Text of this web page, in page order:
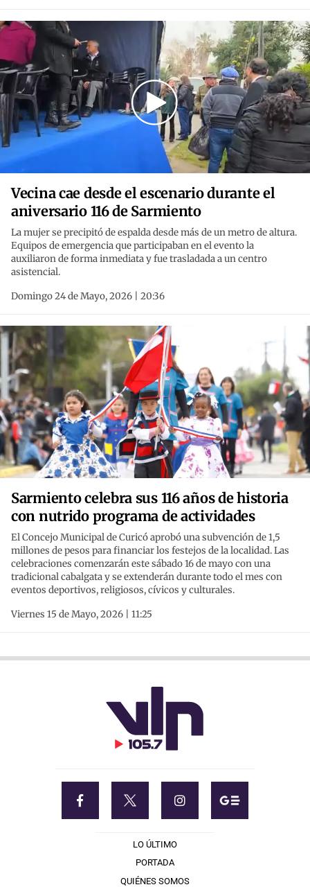
Vecina cae desde el escenario durante el
aniversario 116 de Sarmiento
La mujer se precipitó de espalda desde más de un metro de altura.
Equipos de emergencia que participaban en el evento la
auxiliaron de forma inmediata y fue trasladada a un centro
asistencial.
Domingo 24 de Mayo, 2026 | 20:36
Sarmiento celebra sus 116 años de historia
con nutrido programa de actividades
El Concejo Municipal de Curicó aprobó una subvención de 1,5
millones de pesos para financiar los festejos de la localidad. Las
celebraciones comenzarán este sábado 16 de mayo con una
tradicional cabalgata y se extenderán durante todo el mes con
eventos deportivos, religiosos, cívicos y culturales.
Viernes 15 de Mayo, 2026 | 11:25
LO ÚLTIMO
PORTADA
QUIÉNES SOMOS